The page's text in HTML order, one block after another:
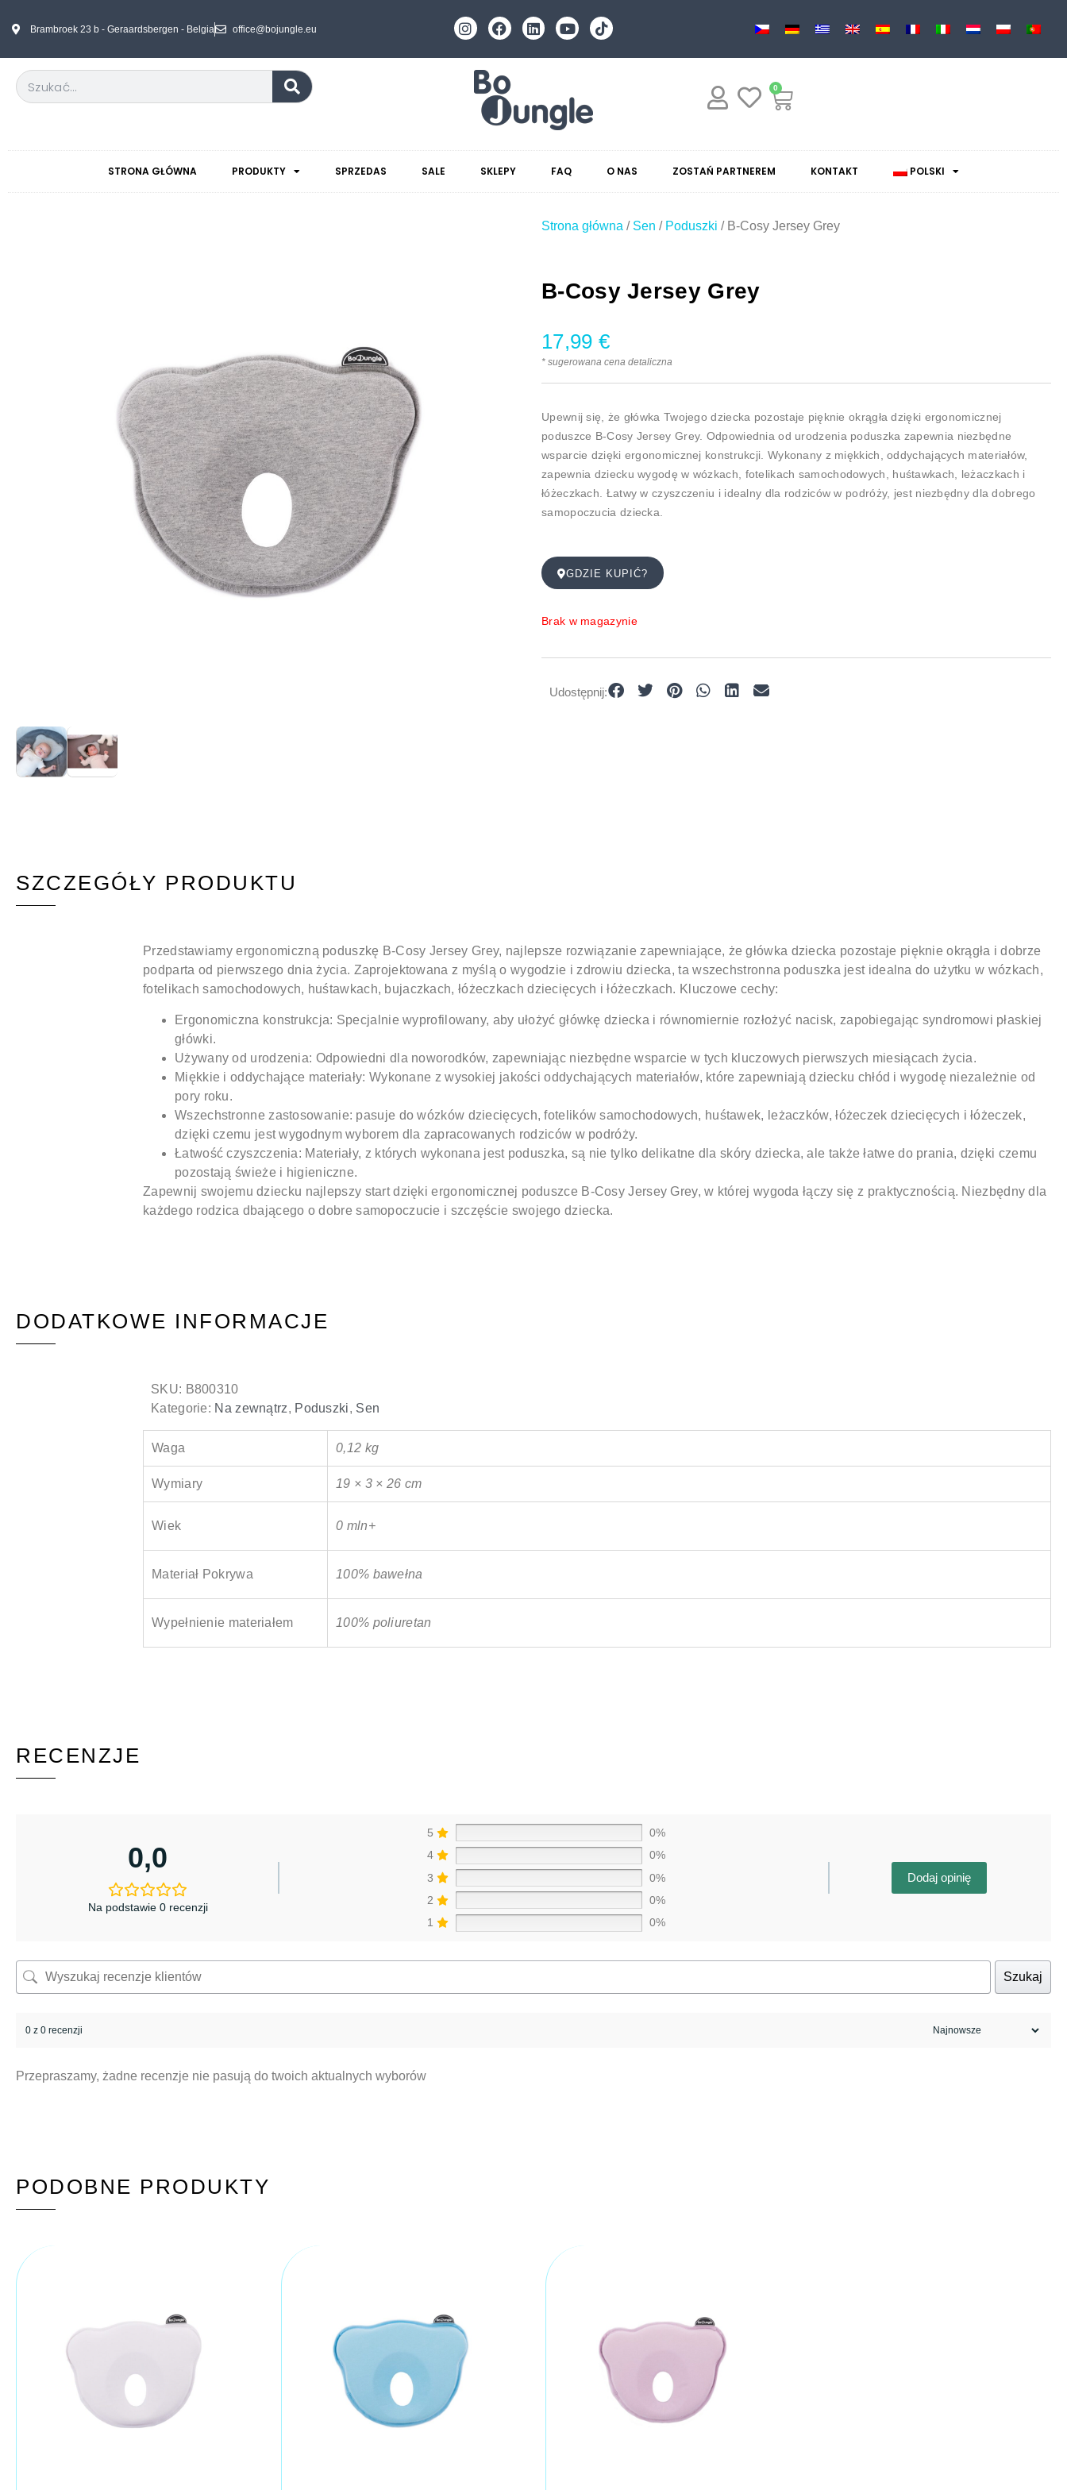
Brambroek 23 b - Geraardsbergen - Belgia office@bojungle.eu
0
STRONA GŁÓWNA PRODUKTY SPRZEDAS SALE SKLEPY FAQ O NAS ZOSTAŃ PARTNEREM KONTAKT POLSKI
Strona główna / Sen / Poduszki / B-Cosy Jersey Grey
B-Cosy Jersey Grey
17,99 €
* sugerowana cena detaliczna
Upewnij się, że główka Twojego dziecka pozostaje pięknie okrągła dzięki ergonomicznej
poduszce B-Cosy Jersey Grey. Odpowiednia od urodzenia poduszka zapewnia niezbędne
wsparcie dzięki ergonomicznej konstrukcji. Wykonany z miękkich, oddychających materiałów,
zapewnia dziecku wygodę w wózkach, fotelikach samochodowych, huśtawkach, leżaczkach i
łóżeczkach. Łatwy w czyszczeniu i idealny dla rodziców w podróży, jest niezbędny dla dobrego
samopoczucia dziecka.
GDZIE KUPIĆ?
Brak w magazynie
Udostępnij:
SZCZEGÓŁY PRODUKTU
Przedstawiamy ergonomiczną poduszkę B-Cosy Jersey Grey, najlepsze rozwiązanie zapewniające, że główka dziecka pozostaje pięknie okrągła i dobrze
podparta od pierwszego dnia życia. Zaprojektowana z myślą o wygodzie i zdrowiu dziecka, ta wszechstronna poduszka jest idealna do użytku w wózkach,
fotelikach samochodowych, huśtawkach, bujaczkach, łóżeczkach dziecięcych i łóżeczkach. Kluczowe cechy:
Ergonomiczna konstrukcja: Specjalnie wyprofilowany, aby ułożyć główkę dziecka i równomiernie rozłożyć nacisk, zapobiegając syndromowi płaskiej
główki.
Używany od urodzenia: Odpowiedni dla noworodków, zapewniając niezbędne wsparcie w tych kluczowych pierwszych miesiącach życia.
Miękkie i oddychające materiały: Wykonane z wysokiej jakości oddychających materiałów, które zapewniają dziecku chłód i wygodę niezależnie od
pory roku.
Wszechstronne zastosowanie: pasuje do wózków dziecięcych, fotelików samochodowych, huśtawek, leżaczków, łóżeczek dziecięcych i łóżeczek,
dzięki czemu jest wygodnym wyborem dla zapracowanych rodziców w podróży.
Łatwość czyszczenia: Materiały, z których wykonana jest poduszka, są nie tylko delikatne dla skóry dziecka, ale także łatwe do prania, dzięki czemu
pozostają świeże i higieniczne.
Zapewnij swojemu dziecku najlepszy start dzięki ergonomicznej poduszce B-Cosy Jersey Grey, w której wygoda łączy się z praktycznością. Niezbędny dla
każdego rodzica dbającego o dobre samopoczucie i szczęście swojego dziecka.
DODATKOWE INFORMACJE
SKU: B800310
Kategorie: Na zewnątrz, Poduszki, Sen
Waga 0,12 kg
Wymiary 19 × 3 × 26 cm
Wiek 0 mln+
Materiał Pokrywa 100% bawełna
Wypełnienie materiałem 100% poliuretan
RECENZJE
0,0
Na podstawie 0 recenzji
5
0%
4
0%
3
0%
2
0%
1
0%
Dodaj opinię
Szukaj
0 z 0 recenzji
Przepraszamy, żadne recenzje nie pasują do twoich aktualnych wyborów
PODOBNE PRODUKTY